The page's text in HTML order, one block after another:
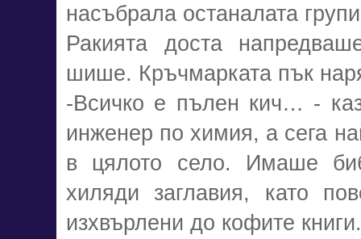
насъбрала останалата
Ракията доста
шише. Кръчмарката пък
-Всичко е пълен кич… -
инженер по химия, а сега
в цялото село. Имаше
хиляди заглавия, като
изхвърлени до кофите